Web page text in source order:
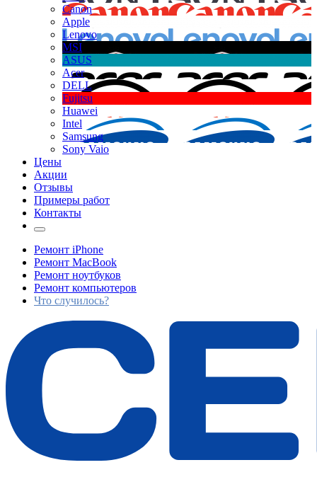
Canon
Apple
Lenovo
MSI
ASUS
Acer
DELL
Fujitsu
Huawei
Intel
Samsung
Sony Vaio
Цены
Акции
Отзывы
Примеры работ
Контакты
Ремонт iPhone
Ремонт MacBook
Ремонт ноутбуков
Ремонт компьютеров
Что случилось?